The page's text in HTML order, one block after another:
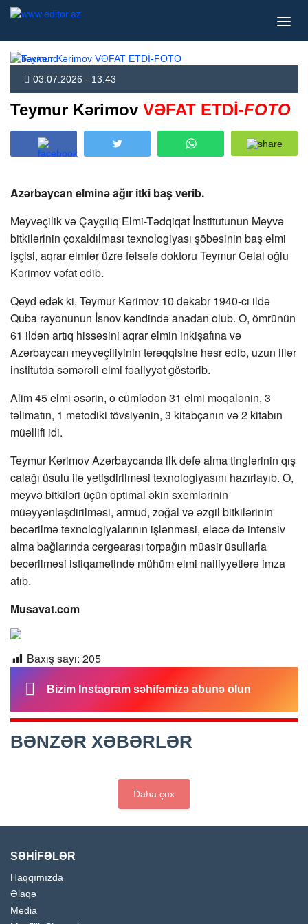
03.07.2026 - 13:43
Teymur Kərimov VƏFAT ETDİ-FOTO
Azərbaycan elminə ağır itki baş verib.
Meyvəçilik və Çayçılıq Elmi-Tədqiqat İnstitutunun Meyvə
bitkilərinin çoxaldılması texnologiyası şöbəsinin baş elmi
işçisi, aqrar elmlər üzrə fəlsəfə doktoru Teymur Cəlal oğlu
Kərimov vəfat edib.
Qeyd edək ki, Teymur Kərimov 10 dekabr 1940-cı ildə
Quba rayonunun İsnov kəndində anadan olub. O, ömrünün
61 ildən artıq hissəsini aqrar elmin inkişafına və
Azərbaycan meyvəçiliyinin tərəqqisinə həsr edib, uzun illər
institutda səmərəli elmi fəaliyyət göstərib.
Alim 45 elmi əsərin, o cümlədən 31 elmi məqalənin, 3
təlimatın, 1 metodiki tövsiyənin, 3 kitabçanın və 2 kitabın
müəllifi idi.
Teymur Kərimov Azərbaycanda ilk dəfə alma tinglərinin qış
calağı üsulu ilə yetişdirilməsi texnologiyasını hazırlayıb. O,
meyvə bitkiləri üçün optimal əkin sxemlərinin
müəyyənləşdirilməsi, armud, zoğal və əzgil bitkilərinin
becərilmə texnologiyalarının işlənməsi, eləcə də intensiv
alma bağlarında cərgəarası torpağın müasir üsullarla
becərilməsi istiqamətində mühüm elmi nailiyyətlərə imza
atıb.
Musavat.com
Baxış sayı: 205
Bizim Instagram səhifəmizə abunə olun
BƏNZƏR XƏBƏRLƏR
Daha çox
SƏHİFƏLƏR
Haqqımızda
Əlaqə
Media